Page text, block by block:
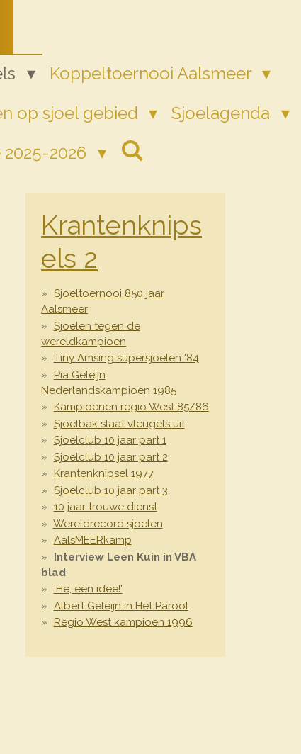
Koppeltoernooi Aalsmeer
op sjoel gebied
Sjoelagenda
2026
Krantenknips
els 2
Sjoeltoernooi 850 jaar
Aalsmeer
Sjoelen tegen de
wereldkampioen
Tiny Amsing supersjoelen '84
Pia Geleijn
Nederlandskampioen 1985
Kampioenen regio West 85/86
Sjoelbak slaat vleugels uit
Sjoelclub 10 jaar part 1
Sjoelclub 10 jaar part 2
Krantenknipsel 1977
Sjoelclub 10 jaar part 3
10 jaar trouwe dienst
Wereldrecord sjoelen
AalsMEERkamp
Interview Leen Kuin in VBA
blad
'He, een idee!'
Albert Geleijn in Het Parool
Regio West kampioen 1996